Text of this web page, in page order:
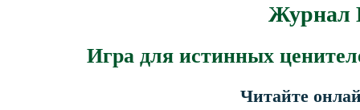
Журнал
Игра для истинных
Читайте